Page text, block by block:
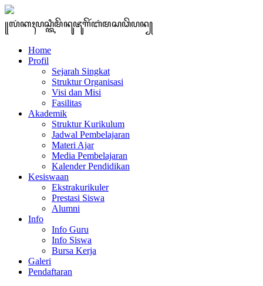
꧋ꦭꦁꦏꦃꦥꦱ꧀ꦠꦶꦩꦼꦤꦸꦗꦸꦒꦼꦂꦧꦁꦩꦱꦣꦼꦥꦤ꧀
Home
Profil
Sejarah Singkat
Struktur Organisasi
Visi dan Misi
Fasilitas
Akademik
Struktur Kurikulum
Jadwal Pembelajaran
Materi Ajar
Media Pembelajaran
Kalender Pendidikan
Kesiswaan
Ekstrakurikuler
Prestasi Siswa
Alumni
Info
Info Guru
Info Siswa
Bursa Kerja
Galeri
Pendaftaran